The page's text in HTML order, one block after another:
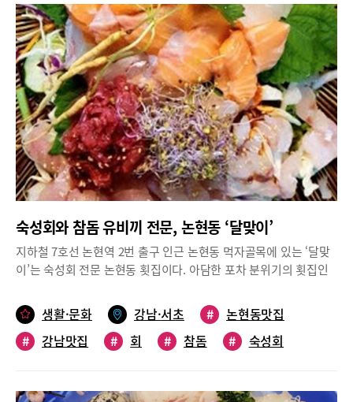
을 걸고 운영하는 식당인 만큼 상호에서부터 진정성과 책임감이 묻
어난다. 매장 중앙에 씌어있는 ‘내 가족이 먹는다는 마음으로 정성
을 다해 만듭니다’라는 문구가 우제홍 대표의 경영철학을 보여준다.
우 대표는 “제가 처음 요식업에 입문했을 때 부모님께서 ‘먹는 걸 가
지고 요령을 부려선 안 된다’고 늘 말씀하셨다”면서 코로나 위기를
겪은 뒤 초심을 다잡고 2년 전 이곳에 초밥집을 열었다고 말했다.준
비된 재료는 반드시 당일 소진한다!‘우제홍초밥’은 준비된 재료는
반드시 그날 소진하는 것을 원칙으로 한다. 초밥의 기본인 쌀은 경
기미와 신동진 쌀을 블렌딩해 최적의 식감을 구현하고, 초대리는 자
체 배합 비율로 만들어 생선 본연의 맛을 한껏 살린다. 또한, 기본
초밥에는 와사비를 넣지 않고 생와사비를 별도로 제공함으로써 고
면서도 정갈한 분위기가 편안함을 안겨준다. 내부는 오픈 주방을 중
심으로 15개 테이블과 60여 석의 자리를 배치했으며, 안쪽으로는
10인· 6인의 단독 룸 3개와 다찌석이 마련돼 각종 모임이나 회식 장
소로도 손색이 없다. 주방에서는 조리모를 쓴 다섯 명의 셰프들이
쁘게 움직이고 있다. 직장인을 위한 런치정식, 세트 메뉴 인기점심
시간(11:00~15:00)에는 가성비 높은 ‘런치정식(11,000원)’이 인기
다. 우동정식, 모밀정식, 라멘정식에 초밥 7피스가 곁들여진다. 곱
된다. 세트 메뉴 역시 호응이 크다. 실속 세트, 알찬 세트, 푸짐 사시
숙성회와 참돔 유비끼 전문, 논현동 ‘달맞이’
지하철 7호선 논현역 2번 출구 인근 논현동 먹자골목에 있는 ‘달맞
이’는 숙성회 전문 논현동 횟집이다. 아담한 포차 분위기의 횟집인
맞이’는 노량진 경매장에서 직접 활어를 가져와 정성껏 숙성시킨다
고 한다. 대표 메뉴는 ‘참돔유비끼’로 사이즈에 따라서 초승달, 반
달, 보름달 세 가지가 있으며 가격은 48,000원~78,000원이다. 참돔
이 ‘43물회’(58,000원). 참돔, 계절회, 우니, 육회, 한치, 잡어 등이
생활·문화 강남·서초 #
논현동맛집
#
강남맛집 # 회 # 참돔 #
숙성회